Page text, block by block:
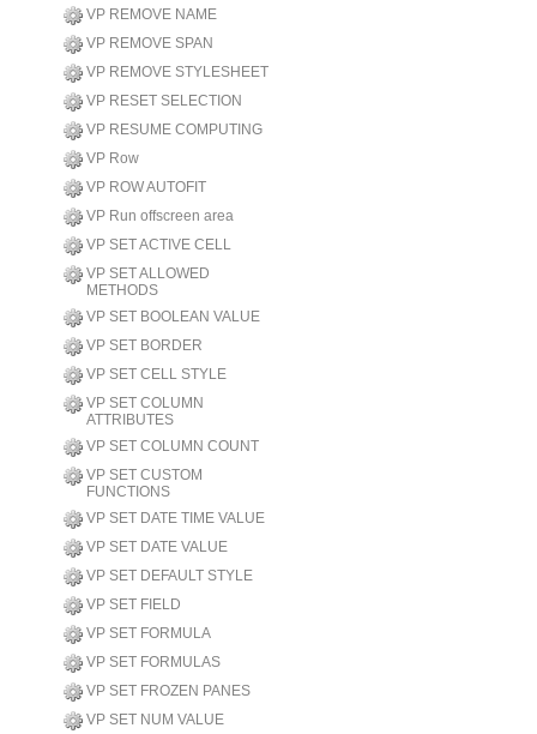
VP REMOVE NAME
VP REMOVE SPAN
VP REMOVE STYLESHEET
VP RESET SELECTION
VP RESUME COMPUTING
VP Row
VP ROW AUTOFIT
VP Run offscreen area
VP SET ACTIVE CELL
VP SET ALLOWED
METHODS
VP SET BOOLEAN VALUE
VP SET BORDER
VP SET CELL STYLE
VP SET COLUMN
ATTRIBUTES
VP SET COLUMN COUNT
VP SET CUSTOM
FUNCTIONS
VP SET DATE TIME VALUE
VP SET DATE VALUE
VP SET DEFAULT STYLE
VP SET FIELD
VP SET FORMULA
VP SET FORMULAS
VP SET FROZEN PANES
VP SET NUM VALUE